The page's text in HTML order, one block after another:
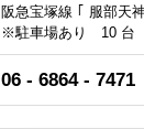
阪急宝塚線 ｢ 服部天
※駐車場あり 10 台
06 - 6864 - 7471